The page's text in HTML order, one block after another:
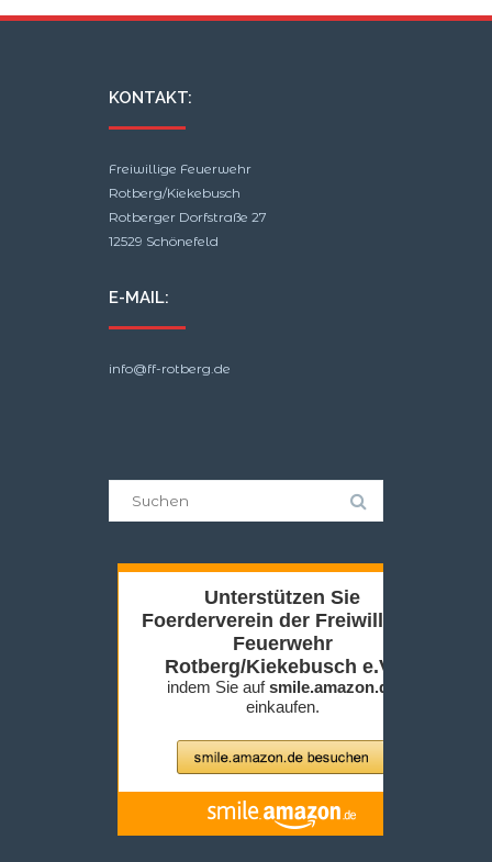
KONTAKT:
Freiwillige Feuerwehr
Rotberg/Kiekebusch
Rotberger Dorfstraße 27
12529 Schönefeld
E-MAIL:
info@ff-rotberg.de